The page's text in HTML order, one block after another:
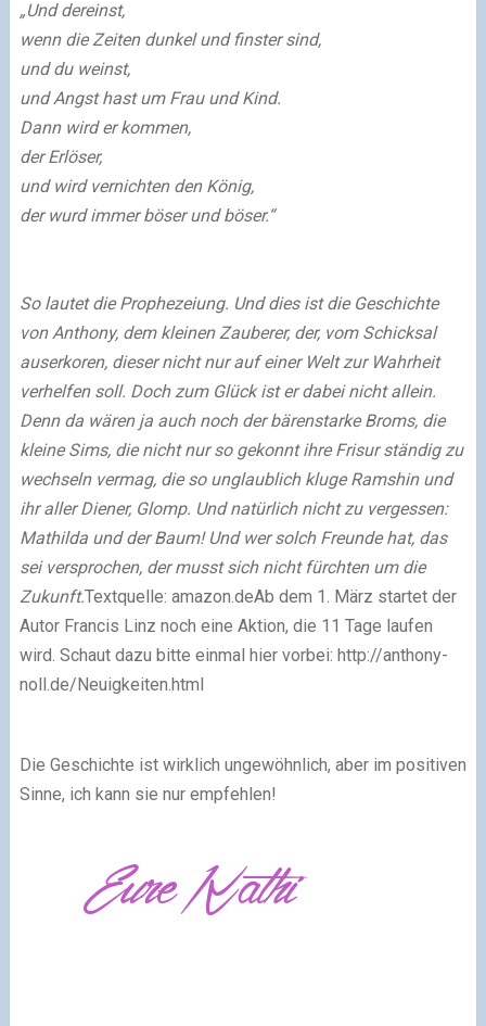
„Und dereinst,
wenn die Zeiten dunkel und finster sind,
und du weinst,
und Angst hast um Frau und Kind.
Dann wird er kommen,
der Erlöser,
und wird vernichten den König,
der wurd immer böser und böser.“
So lautet die Prophezeiung. Und dies ist die Geschichte
von Anthony, dem kleinen Zauberer, der, vom Schicksal
auserkoren, dieser nicht nur auf einer Welt zur Wahrheit
verhelfen soll. Doch zum Glück ist er dabei nicht allein.
Denn da wären ja auch noch der bärenstarke Broms, die
kleine Sims, die nicht nur so gekonnt ihre Frisur ständig zu
wechseln vermag, die so unglaublich kluge Ramshin und
ihr aller Diener, Glomp. Und natürlich nicht zu vergessen:
Mathilda und der Baum! Und wer solch Freunde hat, das
sei versprochen, der musst sich nicht fürchten um die
Zukunft.Textquelle: amazon.deAb dem 1. März startet der
Autor Francis Linz noch eine Aktion, die 11 Tage laufen
wird. Schaut dazu bitte einmal hier vorbei: http://anthony-
noll.de/Neuigkeiten.html
Die Geschichte ist wirklich ungewöhnlich, aber im positiven
Sinne, ich kann sie nur empfehlen!